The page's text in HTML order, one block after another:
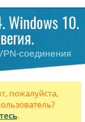
Windows 10.
соединения
пожалуйста,
.